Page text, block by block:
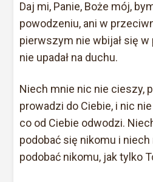
Daj mi, Panie, Boże mój,
powodzeniu, ani w
pierwszym nie wbijał się
nie upadał na duchu.
Niech mnie nic nie cieszy,
prowadzi do Ciebie, i nic
co od Ciebie odwodzi.
podobać się nikomu i
podobać nikomu, jak tylko